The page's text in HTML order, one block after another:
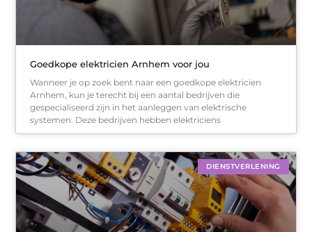
Goedkope elektricien Arnhem voor jou
Wanneer je op zoek bent naar een goedkope elektricien
Arnhem, kun je terecht bij een aantal bedrijven die
gespecialiseerd zijn in het aanleggen van elektrische
systemen. Deze bedrijven hebben elektriciens
DIENSTVERLENING